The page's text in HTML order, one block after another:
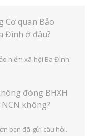
Cơ quan Bảo
Đình ở đâu?
hiểm xã hội Ba Đình
đóng BHXH
không?
bạn đã gửi câu hỏi.